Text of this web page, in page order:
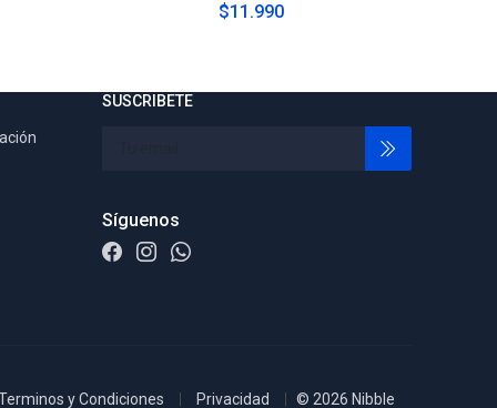
$11.990
SUSCRIBETE
Síguenos
y Condiciones Privacidad © 2026 Nibble